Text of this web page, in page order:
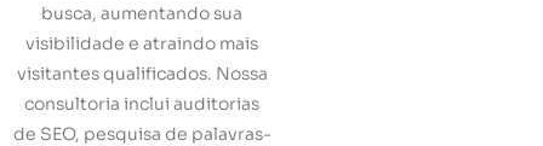
busca, aumentando sua
visibilidade e atraindo mais
visitantes qualificados. Nossa
consultoria inclui auditorias
de SEO, pesquisa de palavras-